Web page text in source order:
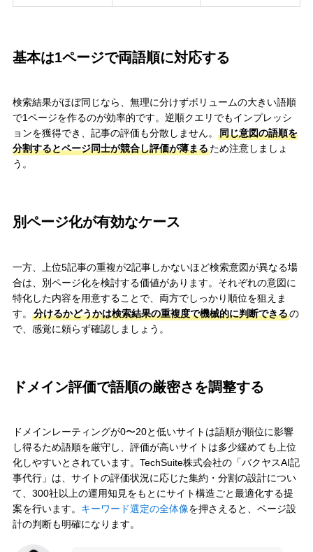
基本は1ページで両語順に対応する
検索結果がほぼ同じなら、無理に分けずボリュームの大きい語順
で1ページを作るのが効率的です。逆順クエリでもインプレッシ
ョンを獲得でき、記事の評価も分散しません。
同じ意図の語順を
分割するとページ同士が競合し評価が薄まるため注意しましょ
う。
別ページ化が有効なケース
一方、上位5記事の重複が2記事しかないほど検索意図が異なる場
合は、別ページ化を検討する価値があります。それぞれの意図に
特化した内容を用意することで、両方でしっかり順位を狙えま
す。
分けるかどうかは検索結果の重複度で機械的に判断できるの
で、感覚に頼らず確認しましょう。
ドメイン評価で語順の厳密さを調整する
ドメインレーティングが0〜20と低いサイトは語順が順位に影響
し得るため語順を厳守し、評価が高いサイトは多少緩めても上位
化しやすいとされています。TechSuite株式会社の「バクヤスAI記
事代行」は、サイトの評価状況に応じた集約・分割の設計につい
て、300社以上の運用知見をもとにサイト構造ごと最適化する提
案を行います。 キーワード選定の全体像を押さえると、ページ設
計の判断も明確になります。